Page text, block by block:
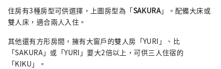
住房有3種房型可供選擇，上圖房型為「SAKURA」
。配備大床或
雙人床，適合兩人入住。
其他還有方形房間，擁有大窗戶的雙人房「YURI」、 比
「SAKURA」或「YURI」要大2倍以上，可供三人住宿的
「KIKU」。